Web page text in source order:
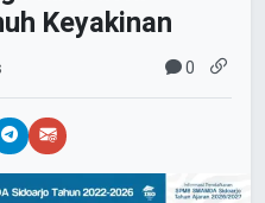
Keyakinan
0